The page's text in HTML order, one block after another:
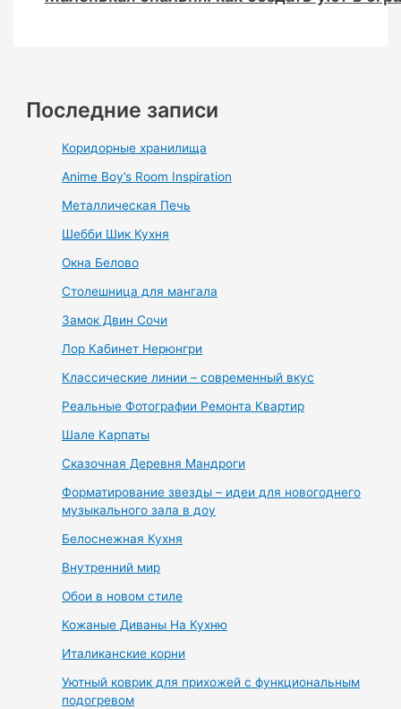
Последние записи
Коридорные хранилища
Anime Boy’s Room Inspiration
Металлическая Печь
Шебби Шик Кухня
Окна Белово
Столешница для мангала
Замок Двин Сочи
Лор Кабинет Нерюнгри
Классические линии – современный вкус
Реальные Фотографии Ремонта Квартир
Шале Карпаты
Сказочная Деревня Мандроги
Форматирование звезды – идеи для новогоднего
музыкального зала в доу
Белоснежная Кухня
Внутренний мир
Обои в новом стиле
Кожаные Диваны На Кухню
Италиканские корни
Уютный коврик для прихожей с функциональным
подогревом